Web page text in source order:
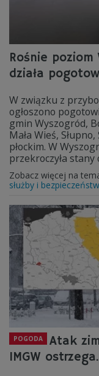
Rośnie poziom
działa
W związku z
ogłoszono
gmin Wyszogród,
Mała Wieś,
płockim. W
przekroczyła stany
Zobacz więcej na
służby i
POGODA
Atak
IMGW